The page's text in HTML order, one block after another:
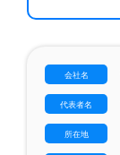
会社名
代表者名
所在地